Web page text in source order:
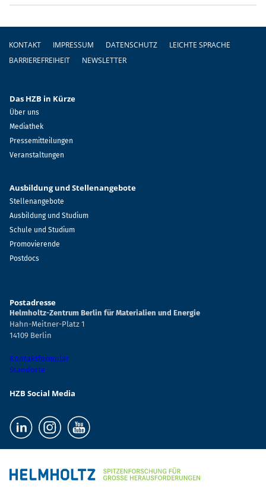
KONTAKT IMPRESSUM DATENSCHUTZ
LEICHTE SPRACHE
BARRIEREFREIHEIT
NEWSLETTER
Das HZB in Kürze
Über uns
Mediathek
Pressemitteilungen
Veranstaltungen
Ausbildung und Stellenangebote
Stellenangebote
Ausbildung und Studium
Schule und Studium
Promovierende
Postdocs
Postadresse
Helmholtz-Zentrum Berlin für Materialien und Energie
Hahn-Meitner-Platz 1
14109 Berlin
Kontaktformular
Standorte
HZB Social Media